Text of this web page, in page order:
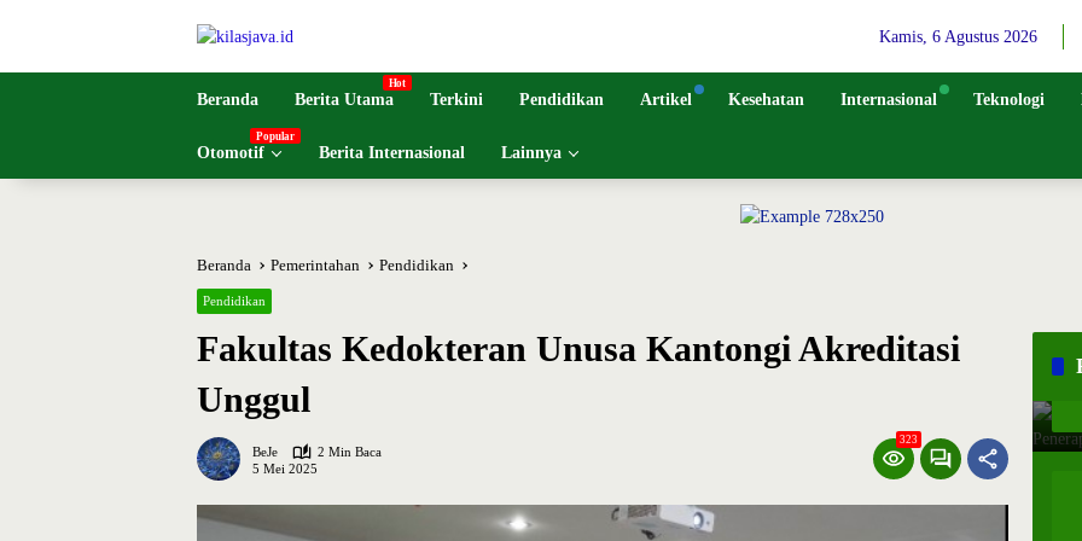
Kamis, 6 Agustus 2026
Beranda Berita Utama Terkini Pendidikan Artikel Kesehatan Internasional Teknologi
Otomotif Berita Internasional Lainnya
Beranda Pemerintahan Pendidikan
Pendidikan
Fakultas Kedokteran Unusa Kantongi Akreditasi
Unggul
BeJe
2 Min Baca
5 Mei 2025
323